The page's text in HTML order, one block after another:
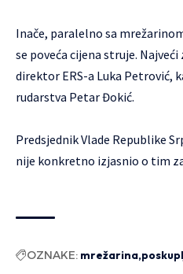
Inače, paralelno sa
se poveća cijena struje.
direktor ERS-a Luka Petrović,
rudarstva Petar Đokić.
Predsjednik Vlade Republike
nije konkretno izjasnio o tim
OZNAKE: mrežarina